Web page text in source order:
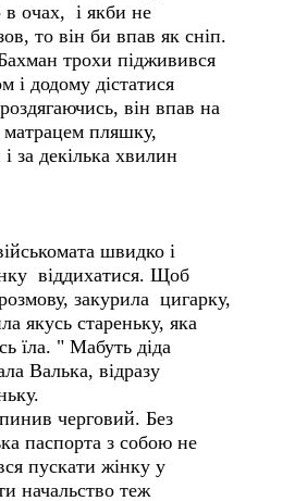
в очах, і якби не
то він би впав як сніп.
трохи підживився
і додому дістатися
він впав на
матрацем пляшку,
за декілька хвилин
швидко і
віддихатися. Щоб
закурила цигарку,
якусь стареньку, яка
їла. " Мабуть діда
Валька, відразу
черговий. Без
паспорта з собою не
пускати жінку у
начальство теж